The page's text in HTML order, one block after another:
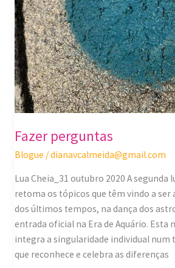
Fazer perguntas
Blogue /dianavcalmeida@gmail.com
Lua Cheia_31 outubro 2020 A segunda
retoma os tópicos que têm vindo a ser
dos últimos tempos, na dança dos
entrada oficial na Era de Aquário. Esta
integra a singularidade individual
que reconhece e celebra as diferenças